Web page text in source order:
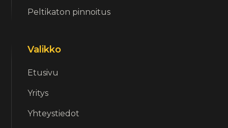
Peltikaton pinnoitus
Valikko
Etusivu
Yritys
Yhteystiedot